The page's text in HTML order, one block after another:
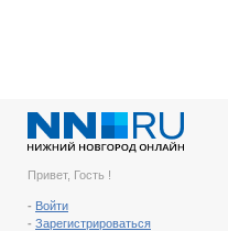
Привет, Гость !
- Войти
- Зарегистрироваться